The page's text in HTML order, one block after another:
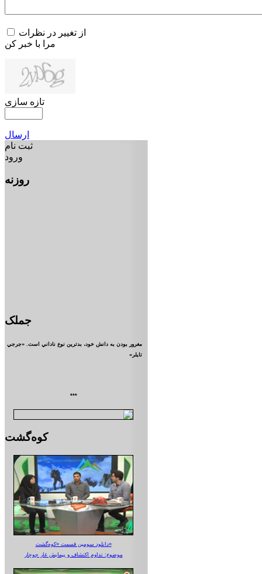
از تغییر در نظرات
مرا با خبر کن
تازه سازی
ارسال
ثبت نام
ورود
روزنه
جملک
مغرور بودن به دانش خود، بدترين نوع ناداني است. «جرجي
تايلر»
***
کوه‌گشت
دانلود سومین قسمت «کوه‌گشت»
موضوع: تداوم اکتشاف و پیمایش غار جوجار